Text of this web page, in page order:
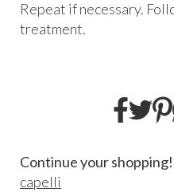
Repeat if necessary.
treatment.
Continue your shopping!
capelli